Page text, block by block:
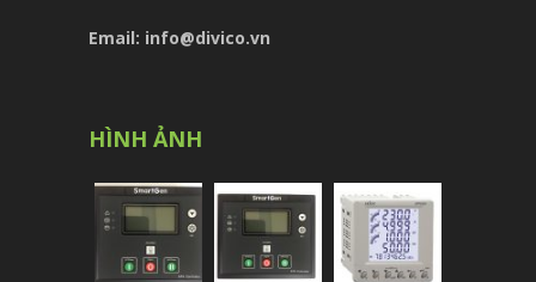
Email: info@divico.vn
HÌNH ẢNH